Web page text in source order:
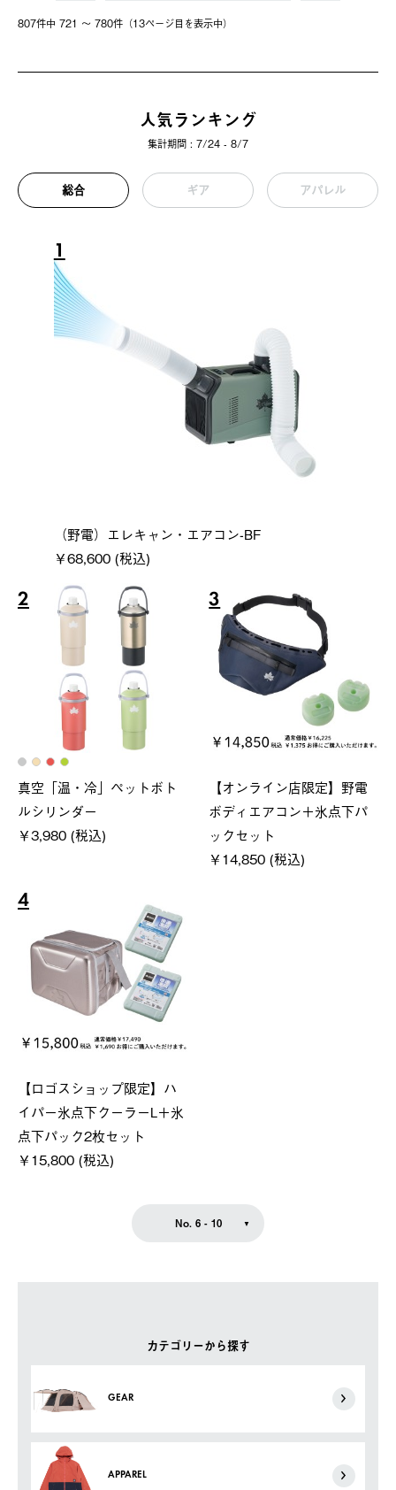
カテゴリーから探す
GEAR
APPAREL
807件中 721 〜 780件（13ページ⽬を表⽰中）
人気ランキング
集計期間 : 7/24 - 8/7
総合 ギア アパレル
1
（野電）エレキャン・エアコン-BF
￥68,600 (税込)
2
真空「温・冷」ペットボト
ルシリンダー
￥3,980 (税込)
3
【オンライン店限定】野電
ボディエアコン＋氷点下パ
ックセット
￥14,850 (税込)
4
【ロゴスショップ限定】ハ
イパー氷点下クーラーL＋氷
点下パック2枚セット
￥15,800 (税込)
No. 6 - 10